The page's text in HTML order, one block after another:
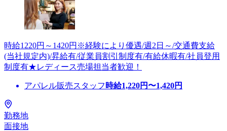
時給1220円～1420円※経験により優遇/週2日～/交通費支給
(当社規定内)/昇給有/従業員割引制度有/有給休暇有/社員登用
制度有★レディース売場担当者歓迎！
アパレル販売スタッフ 時給1,220円〜1,420円
勤務地
面接地